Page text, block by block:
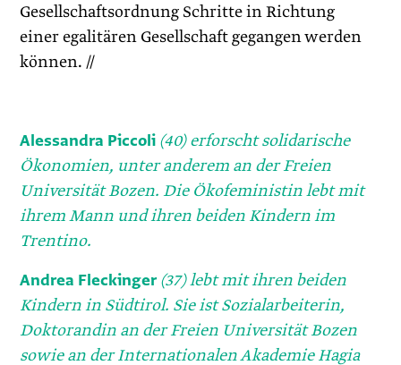
Gesellschaftsordnung Schritte in Richtung
einer egalitären Gesellschaft gegangen werden
können. //
Alessandra Piccoli (40) erforscht solidarische
Ökonomien, unter anderem an der Freien
Universität Bozen. Die Ökofeministin lebt mit
ihrem Mann und ihren beiden Kindern im
Trentino.
Andrea Fleckinger(37) lebt mit ihren beiden
Kindern in Südtirol. Sie ist Sozialarbeiterin,
Doktorandin an der Freien Universität Bozen
sowie an der Internationalen Akademie Hagia